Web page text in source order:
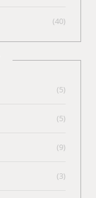
(40)
(5)
(5)
(9)
(3)